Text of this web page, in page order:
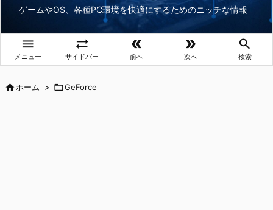
ゲームやOS、各種PC環境を快適にするためのニッチな情報

メニュー

サイドバー

前へ

次へ

検索
ホーム > GeForce